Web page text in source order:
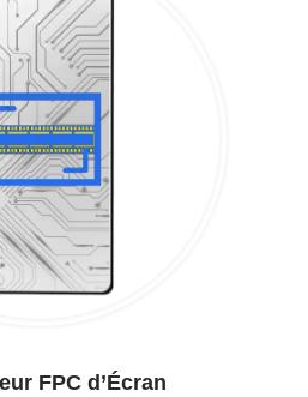
FPC d’Écran